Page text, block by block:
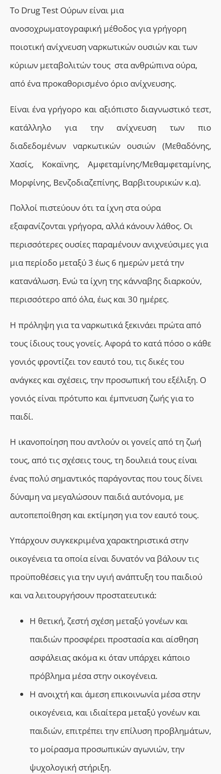
Το Drug Test Ούρων είναι μια
ανοσοχρωματογραφική μέθοδος για γρήγορη
ποιοτική ανίχνευση ναρκωτικών ουσιών και των
κύριων μεταβολιτών τους στα ανθρώπινα ούρα,
από ένα προκαθορισμένο όριο ανίχνευσης.
Είναι ένα γρήγορο και αξιόπιστο διαγνωστικό τεστ,
κατάλληλο για την ανίχνευση των πιο
διαδεδομένων ναρκωτικών ουσιών (Μεθαδόνης,
Χασίς, Κοκαϊνης, Αμφεταμίνης/Μεθαμφεταμίνης,
Μορφίνης, Βενζοδιαζεπίνης, Βαρβιτουρικών κ.α).
Πολλοί πιστεύουν ότι τα ίχνη στα ούρα
εξαφανίζονται γρήγορα, αλλά κάνουν λάθος. Οι
περισσότερες ουσίες παραμένουν ανιχνεύσιμες για
μια περίοδο μεταξύ 3 έως 6 ημερών μετά την
κατανάλωση. Ενώ τα ίχνη της κάνναβης διαρκούν,
περισσότερο από όλα, έως και 30 ημέρες.
Η πρόληψη για τα ναρκωτικά ξεκινάει πρώτα από
τους ίδιους τους γονείς. Αφορά το κατά πόσο ο κάθε
γονιός φροντίζει τον εαυτό του, τις δικές του
ανάγκες και σχέσεις, την προσωπική του εξέλιξη. Ο
γονιός είναι πρότυπο και έμπνευση ζωής για το
παιδί.
Η ικανοποίηση που αντλούν οι γονείς από τη ζωή
τους, από τις σχέσεις τους, τη δουλειά τους είναι
ένας πολύ σημαντικός παράγοντας που τους δίνει
δύναμη να μεγαλώσουν παιδιά αυτόνομα, με
αυτοπεποίθηση και εκτίμηση για τον εαυτό τους.
Υπάρχουν συγκεκριμένα χαρακτηριστικά στην
οικογένεια τα οποία είναι δυνατόν να βάλουν τις
προϋποθέσεις για την υγιή ανάπτυξη του παιδιού
και να λειτουργήσουν προστατευτικά:
Η θετική, ζεστή σχέση μεταξύ γονέων και
παιδιών προσφέρει προστασία και αίσθηση
ασφάλειας ακόμα κι όταν υπάρχει κάποιο
πρόβλημα μέσα στην οικογένεια.
Η ανοιχτή και άμεση επικοινωνία μέσα στην
οικογένεια, και ιδιαίτερα μεταξύ γονέων και
παιδιών, επιτρέπει την επίλυση προβλημάτων,
το μοίρασμα προσωπικών αγωνιών, την
ψυχολογική στήριξη.